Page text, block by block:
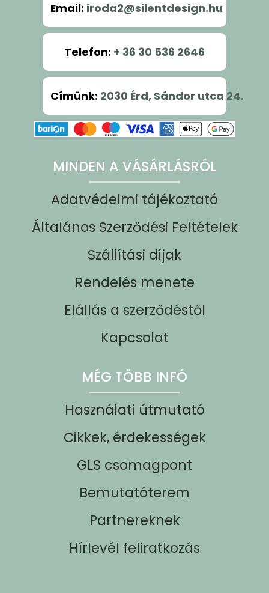
MINDEN A VÁSÁRLÁSRÓL
Adatvédelmi tájékoztató
Általános Szerződési Feltételek
Szállítási díjak
Rendelés menete
Elállás a szerződéstől
Kapcsolat
MÉG TÖBB INFÓ
Használati útmutató
Cikkek, érdekességek
GLS csomagpont
Bemutatóterem
Partnereknek
Hírlevél feliratkozás
Email: iroda2@silentdesign.hu
Telefon: + 36 30 536 2646
Címünk: 2030 Érd, Sándor utca 24.